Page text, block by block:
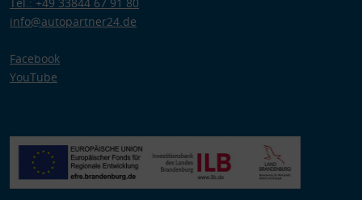
info@autopartner24.de
Facebook
YouTube